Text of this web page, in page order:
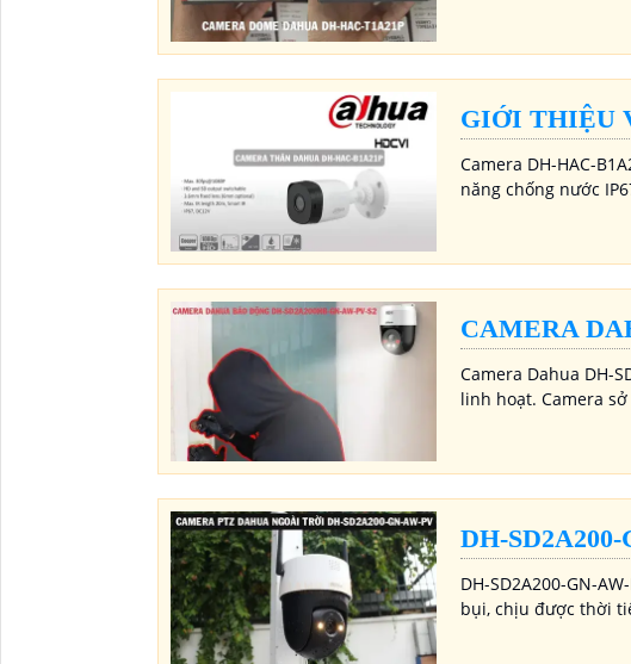
GIỚI THIỆU
Camera DH-HAC-
năng chống nước
CAMERA
Camera Dahua DH-
linh hoạt. Camera
DH-
DH-SD2A200-GN-
bụi, chịu được thời